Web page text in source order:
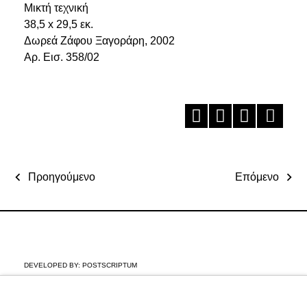
Μικτή τεχνική
38,5 x 29,5 εκ.
Δωρεά Ζάφου Ξαγοράρη, 2002
Aρ. Εισ. 358/02
Προηγούμενο Επόμενο
DEVELOPED BY: POSTSCRIPTUM